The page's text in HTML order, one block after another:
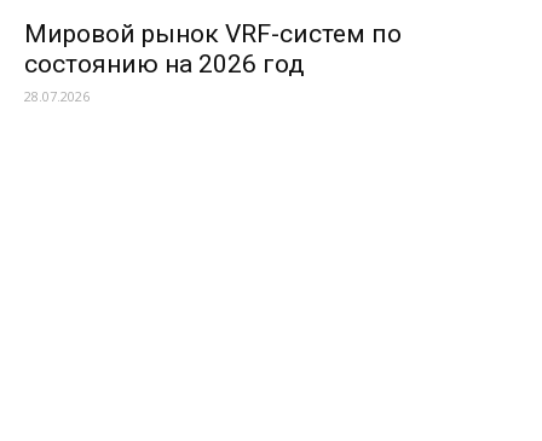
Мировой рынок VRF-систем по
состоянию на 2026 год
28.07.2026